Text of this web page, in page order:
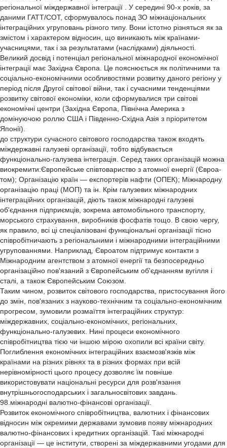
регіональної міждержавної інтеграції . У середині 90-х років, за
даними ГАТТ/СОТ, сформувалось понад ЗО міжнаціональних
інтеграційних угруповань різного типу. Вони істотно різняться як за
змістом і характером відносин, що виникають між країнами-
учасницями, так і за результатами (наслідками) діяльності.
Великий досвід і потенціал регіональної міжнародної економічної
інтеграції має Західна Європа. Це пояснюється як політичними та
соціально-економічними особливостями розвитку даного регіону у
період після Другої світової війни, так і сучасними тенденціями
розвитку світової економіки, коли сформувалися три світові
економічні центри (Західна Європа, Північна Америка з
домінуючою роллю США і Південно-Східна Азія з пріоритетом
Японії).
до структури сучасного світового господарства також входять
міждержавні галузеві організації, тобто відбувається
функціонально-галузева інтеграція. Серед таких організацій можна
виокремити:Європейське співтовариство з атомної енергії (Євроа-
том); Організацію країн — експортерів нафти (ОПЕК); Міжнародну
організацію праці (МОП) та ін. Крім галузевих міжнародних
інтеграційних організацій, діють також міжнародні галузеві
об'єднання підприємців, зокрема автомобільного транспорту,
морського страхування, виробників фосфатів тощо. В свою чергу,
як правило, всі ці спеціалізовані функціональні організації тісно
співробітничають з регіональними і міжнародними інтеграційними
угрупованнями. Наприклад, Євроатом підтримує контакти з
Міжнародним агентством з атомної енергії та безпосередньо
організаційно пов'язаний з Європейським об'єднанням вугілля і
сталі, а також Європейським Союзом.
Таким чином, розвиток світового господарства, пристосування його
до змін, пов'язаних з науково-технічним та соціально-економічним
прогресом, зумовили розмаїття інтеграційних структур:
міждержавних, соціально-економічних, регіональних,
функціонально-галузевих. Нині процеси економічного
співробітництва тією чи іншою мірою охопили всі країни світу.
Поглиблення економічних інтеграційних взаємозв'язків між
країнами на різних рівнях та в різних формах при всій
нерівномірності цього процесу дозволяє їм повніше
використовувати національні ресурси для розв'язання
внутрішньогосподарських і загальносвітових завдань.
98.міжнародні валютно-фінансові організації.
Розвиток економічного співробітництва, валютних і фінансових
відносин між окремими державами зумовив появу міжнародних
валютно-фінансових і кредитних організацій. Такі міжнародні
організації — це інститути, створені за міждержавними угодами для